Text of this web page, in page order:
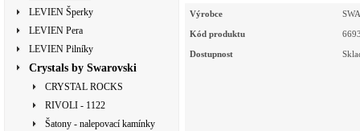
LEVIEN Šperky
LEVIEN Pera
LEVIEN Pilníky
Crystals by Swarovski
CRYSTAL ROCKS
RIVOLI - 1122
Šatony - nalepovací kamínky
Výrobce
Kód produktu
Dostupnost